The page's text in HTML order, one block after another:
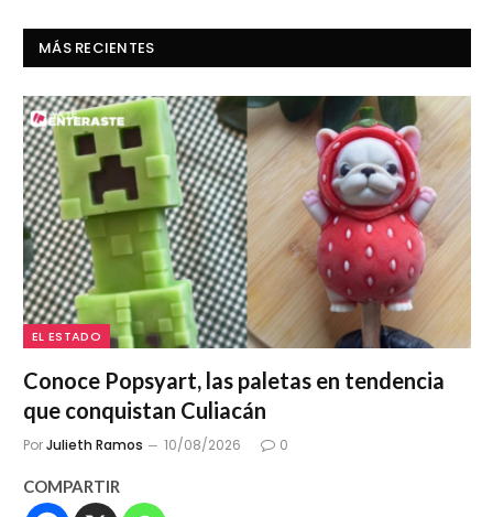
MÁS RECIENTES
EL ESTADO
Conoce Popsyart, las paletas en tendencia
que conquistan Culiacán
PorJulieth Ramos 10/08/2026 0
COMPARTIR